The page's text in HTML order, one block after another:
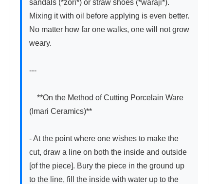
sandals (*zōri*) or straw shoes (*waraji*).
Mixing it with oil before applying is even better.
No matter how far one walks, one will not grow
weary.
---
**On the Method of Cutting Porcelain Ware
(Imari Ceramics)**
- At the point where one wishes to make the
cut, draw a line on both the inside and outside
[of the piece]. Bury the piece in the ground up
to the line, fill the inside with water up to the